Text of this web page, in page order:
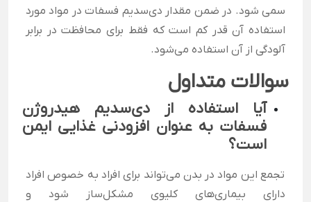
سمی شود. در ضمن مقدار دی‌سدیم فسفات در مواد مورد
استفاده آن قدر کم است که فقط برای محافظت در برابر
آلودگی از آن استفاده می‌شود.
سوالات متداول
آیا استفاده از دی‌سدیم هیدروژن
فسفات به عنوان افزودنی غذایی ایمن
است؟
تجمع این مواد در بدن می‌تواند برای افراد به خصوص افراد
دارای بیماری‌های کلیوی مشکل‌ساز شود و